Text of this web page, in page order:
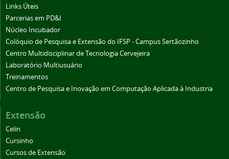
Links Úteis
Parcerias em PD&I
Núcleo Incubador
Colóquio de Pesquisa e Extensão do IFSP - Campus Sertãozinho
Centro Multidisciplinar de Tecnologia Cervejeira
Laboratório Multiusuário
Treinamentos
Centro de Pesquisa e Inovação em Computação Aplicada à Industria
Extensão
Celin
Cursinho
Cursos de Extensão